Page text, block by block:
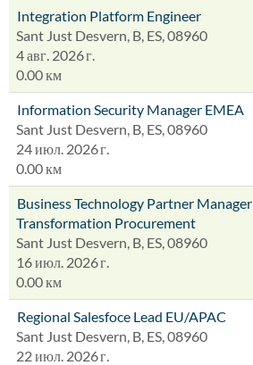
Integration Platform Engineer
Sant Just Desvern, B, ES, 08960
4 авг. 2026 г.
0.00 км
Information Security Manager EMEA
Sant Just Desvern, B, ES, 08960
24 июл. 2026 г.
0.00 км
Business Technology Partner
Transformation Procurement
Sant Just Desvern, B, ES, 08960
16 июл. 2026 г.
0.00 км
Regional Salesfoce Lead EU/APAC
Sant Just Desvern, B, ES, 08960
22 июл. 2026 г.